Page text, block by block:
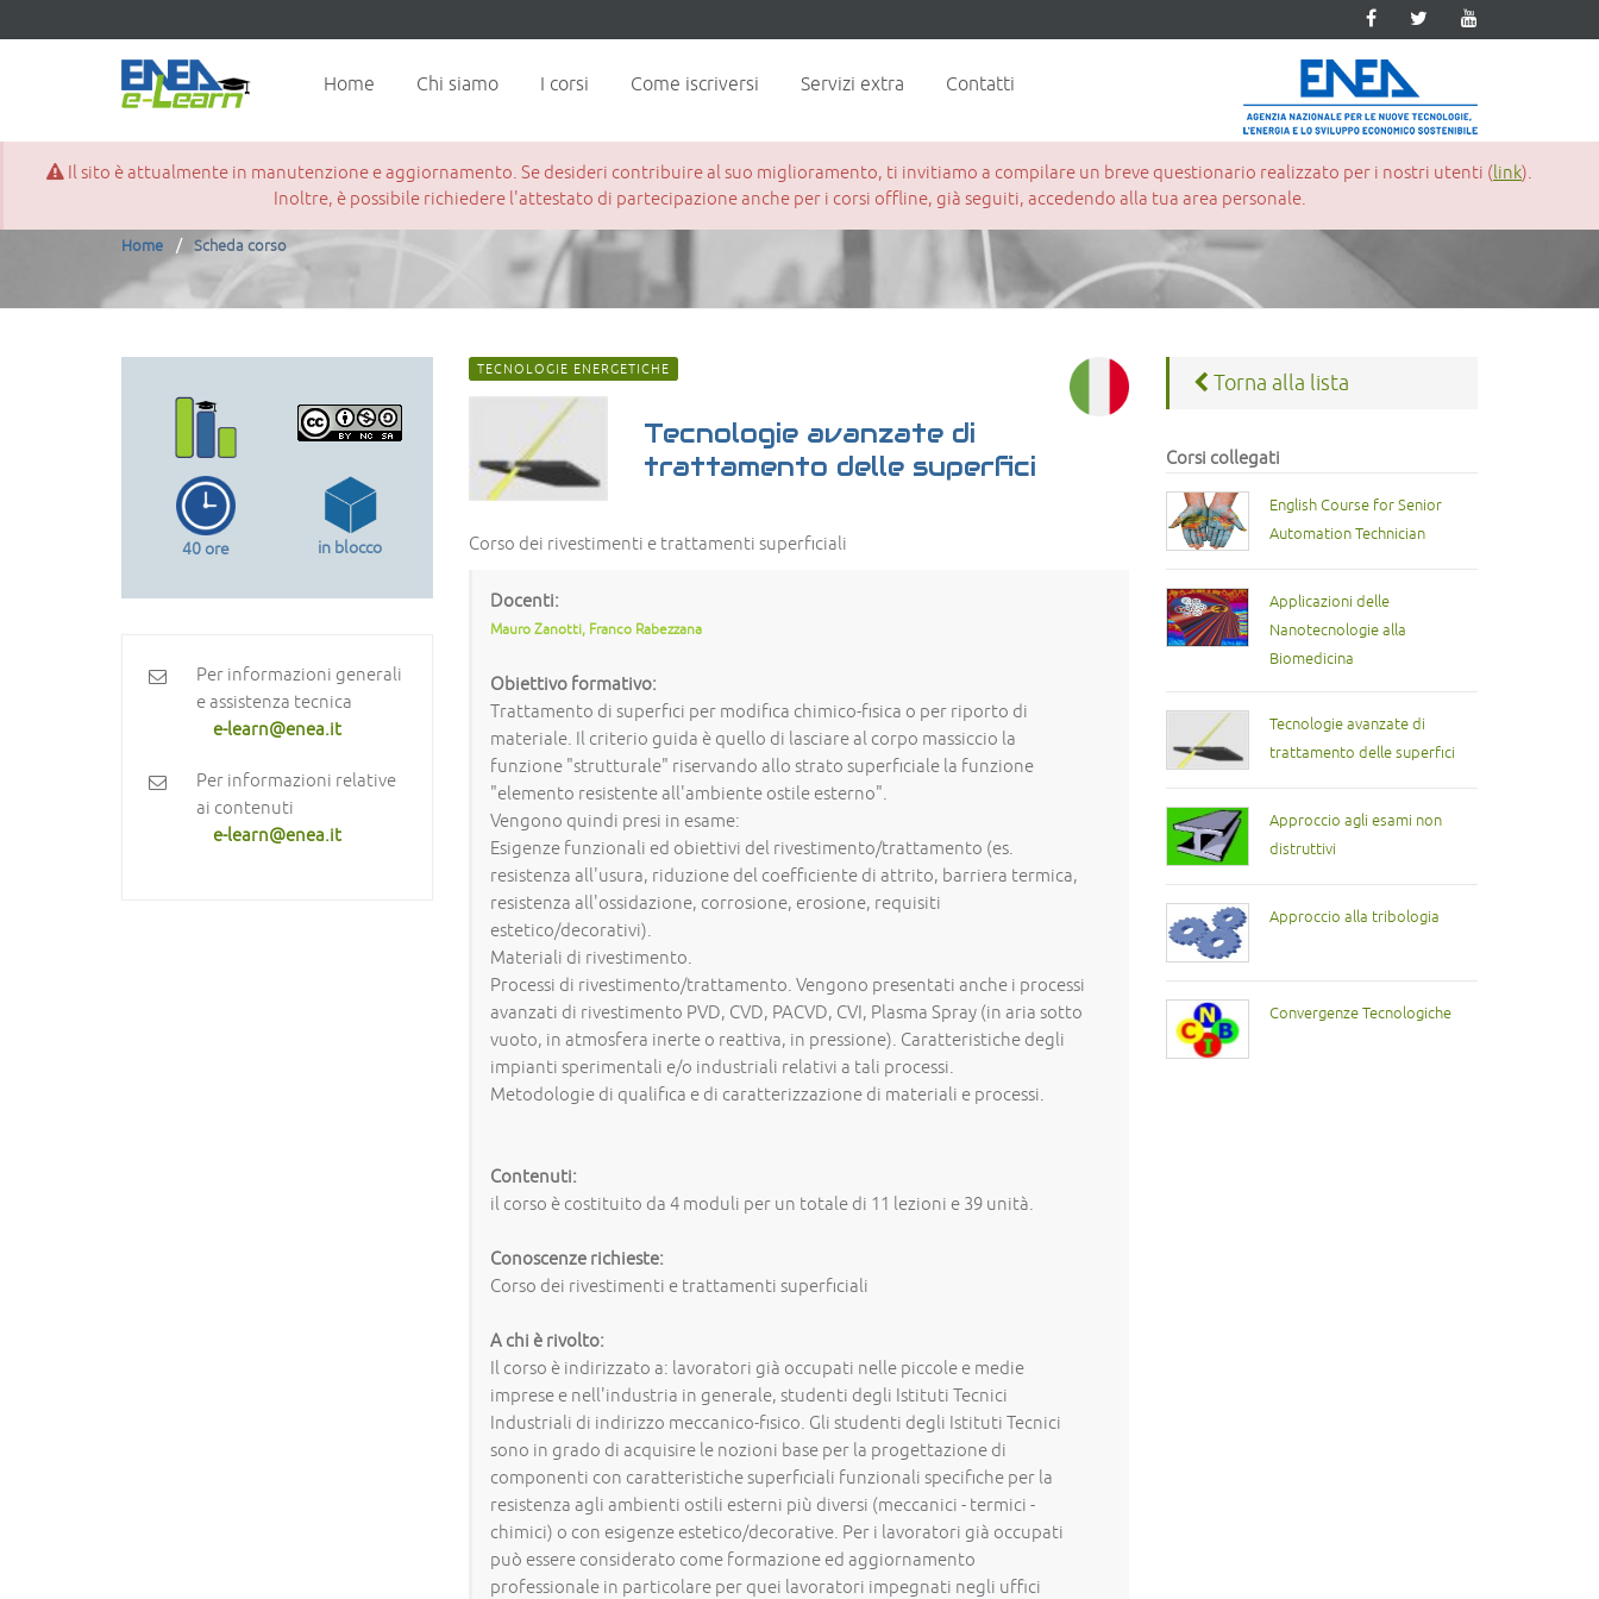
Home Chi siamo I corsi Come iscriversi Servizi extra Contatti
Il sito è attualmente in manutenzione e aggiornamento. Se desideri contribuire al suo miglioramento, ti invitiamo a compilare un breve questionario realizzato per i nostri utenti (link).
Inoltre, è possibile richiedere l'attestato di partecipazione anche per i corsi offline, già seguiti, accedendo alla tua area personale.
Scheda corso
Home Scheda corso
40 ore in blocco
Per informazioni generali
e assistenza tecnica
e-learn@enea.it
Per informazioni relative
ai contenuti
e-learn@enea.it
TECNOLOGIE ENERGETICHE
Tecnologie avanzate di
trattamento delle superfici
Corso dei rivestimenti e trattamenti superficiali
Docenti:
Mauro Zanotti, Franco Rabezzana
Obiettivo formativo:
Trattamento di superfici per modifica chimico-fisica o per riporto di
materiale. Il criterio guida è quello di lasciare al corpo massiccio la
funzione "strutturale" riservando allo strato superficiale la funzione
"elemento resistente all'ambiente ostile esterno".
Vengono quindi presi in esame:
Esigenze funzionali ed obiettivi del rivestimento/trattamento (es.
resistenza all'usura, riduzione del coefficiente di attrito, barriera termica,
resistenza all'ossidazione, corrosione, erosione, requisiti
estetico/decorativi).
Materiali di rivestimento.
Processi di rivestimento/trattamento. Vengono presentati anche i processi
avanzati di rivestimento PVD, CVD, PACVD, CVI, Plasma Spray (in aria sotto
vuoto, in atmosfera inerte o reattiva, in pressione). Caratteristiche degli
impianti sperimentali e/o industriali relativi a tali processi.
Metodologie di qualifica e di caratterizzazione di materiali e processi.
Contenuti:
il corso è costituito da 4 moduli per un totale di 11 lezioni e 39 unità.
Conoscenze richieste:
Corso dei rivestimenti e trattamenti superficiali
A chi è rivolto:
Il corso è indirizzato a: lavoratori già occupati nelle piccole e medie
imprese e nell'industria in generale, studenti degli Istituti Tecnici
Industriali di indirizzo meccanico-fisico. Gli studenti degli Istituti Tecnici
sono in grado di acquisire le nozioni base per la progettazione di
componenti con caratteristiche superficiali funzionali specifiche per la
resistenza agli ambienti ostili esterni più diversi (meccanici - termici -
chimici) o con esigenze estetico/decorative. Per i lavoratori già occupati
può essere considerato come formazione ed aggiornamento
professionale in particolare per quei lavoratori impegnati negli uffici
Torna alla lista
Corsi collegati
English Course for Senior
Automation Technician
Applicazioni delle
Nanotecnologie alla
Biomedicina
Tecnologie avanzate di
trattamento delle superfici
Approccio agli esami non
distruttivi
Approccio alla tribologia
Convergenze Tecnologiche